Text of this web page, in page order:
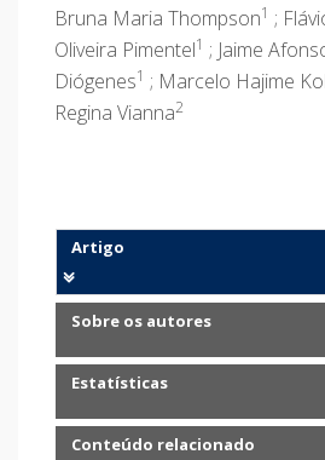
Bruna Maria Thompson1 ;
Oliveira Pimentel1 ; Jaime
Diógenes1 ; Marcelo Hajime
Regina Vianna2
Artigo
Sobre os autores
Estatísticas
Conteúdo relacionado